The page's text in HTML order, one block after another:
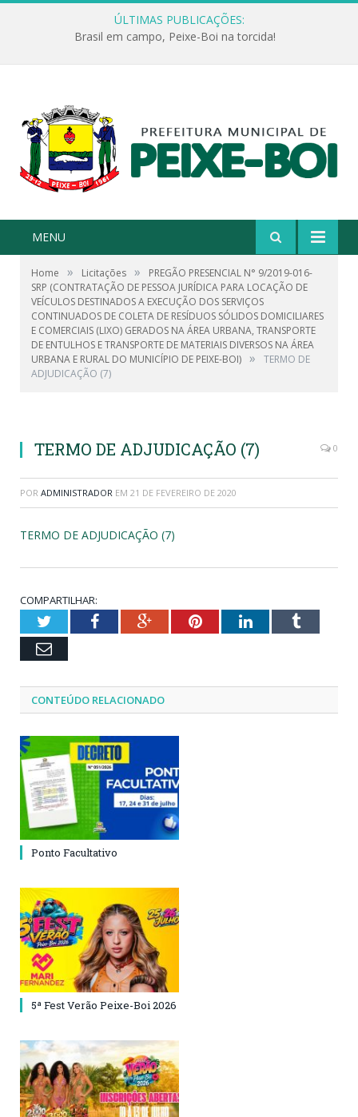
ÚLTIMAS PUBLICAÇÕES:
Brasil em campo, Peixe-Boi na torcida!
MENU
Home » Licitações »
PREGÃO PRESENCIAL N° 9/2019-016-
SRP (CONTRATAÇÃO DE PESSOA JURÍDICA PARA LOCAÇÃO DE
VEÍCULOS DESTINADOS A EXECUÇÃO DOS SERVIÇOS
CONTINUADOS DE COLETA DE RESÍDUOS SÓLIDOS DOMICILIARES
E COMERCIAIS (LIXO) GERADOS NA ÁREA URBANA, TRANSPORTE
DE ENTULHOS E TRANSPORTE DE MATERIAIS DIVERSOS NA ÁREA
URBANA E RURAL DO MUNICÍPIO DE PEIXE-BOI) »
TERMO DE
ADJUDICAÇÃO (7)
TERMO DE ADJUDICAÇÃO (7) 0
POR ADMINISTRADOR EM 21 DE FEVEREIRO DE 2020
TERMO DE ADJUDICAÇÃO (7)
COMPARTILHAR:
TwitterFacebookGoogle+PinterestLinkedInTumblr
Email
CONTEÚDO RELACIONADO
Ponto Facultativo
5ª Fest Verão Peixe-Boi 2026